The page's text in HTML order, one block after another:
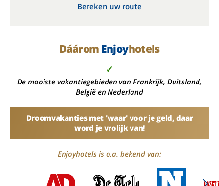
Bereken uw route
Dáárom Enjoyhotels
✓
De mooiste vakantiegebieden van Frankrijk, Duitsland,
België en Nederland
Droomvakanties met 'waar' voor je geld, daar
word je vrolijk van!
Enjoyhotels is o.a. bekend van: